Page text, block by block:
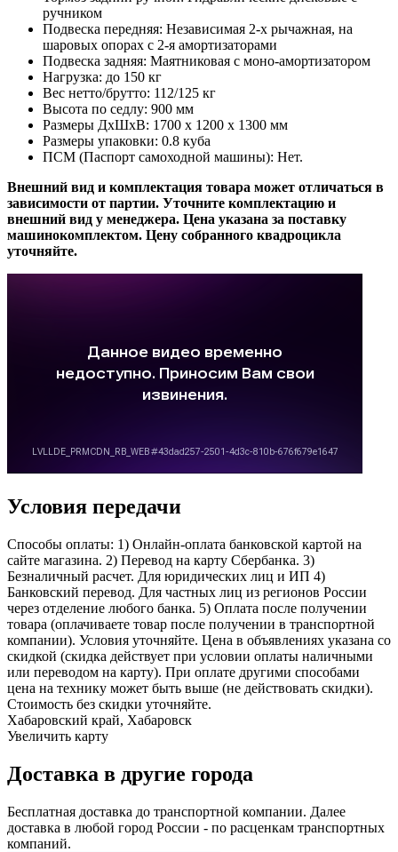
ручником
Подвеска передняя: Независимая 2-х рычажная, на
шаровых опорах с 2-я амортизаторами
Подвеска задняя: Маятниковая с моно-амортизатором
Нагрузка: до 150 кг
Вес нетто/брутто: 112/125 кг
Высота по седлу: 900 мм
Размеры ДхШхВ: 1700 x 1200 x 1300 мм
Размеры упаковки: 0.8 куба
ПСМ (Паспорт самоходной машины): Нет.
Внешний вид и комплектация товара может отличаться в
зависимости от партии. Уточните комплектацию и
внешний вид у менеджера.​ Цена указана за поставку
машинокомплектом. Цену собранного квадроцикла
уточняйте.
Условия передачи
Способы оплаты: 1) Онлайн-оплата банковской картой на
сайте магазина. 2) Перевод на карту Сбербанка. 3)
Безналичный расчет. Для юридических лиц и ИП 4)
Банковский перевод. Для частных лиц из регионов России
через отделение любого банка. 5) Оплата после получении
товара (оплачиваете товар после получении в транспортной
компании). Условия уточняйте. Цена в объявлениях указана со
скидкой (скидка действует при условии оплаты наличными
или переводом на карту). При оплате другими способами
цена на технику может быть выше (не действовать скидки).
Стоимость без скидки уточняйте.
Хабаровский край, Хабаровск
Увеличить карту
Доставка в другие города
Бесплатная доставка до транспортной компании. Далее
доставка в любой город России - по расценкам транспортных
компаний.